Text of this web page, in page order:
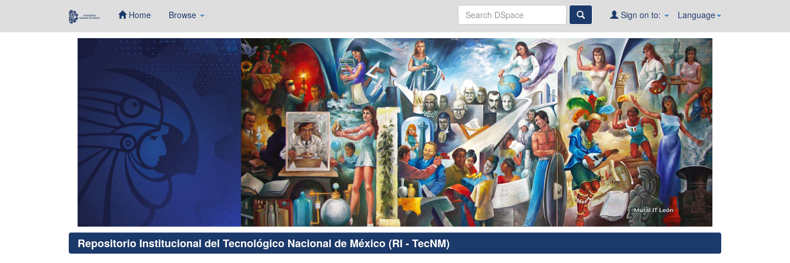
Home Browse Language
Sign on to:
Repositorio Institucional del Tecnológico Nacional de México (RI - TecNM)